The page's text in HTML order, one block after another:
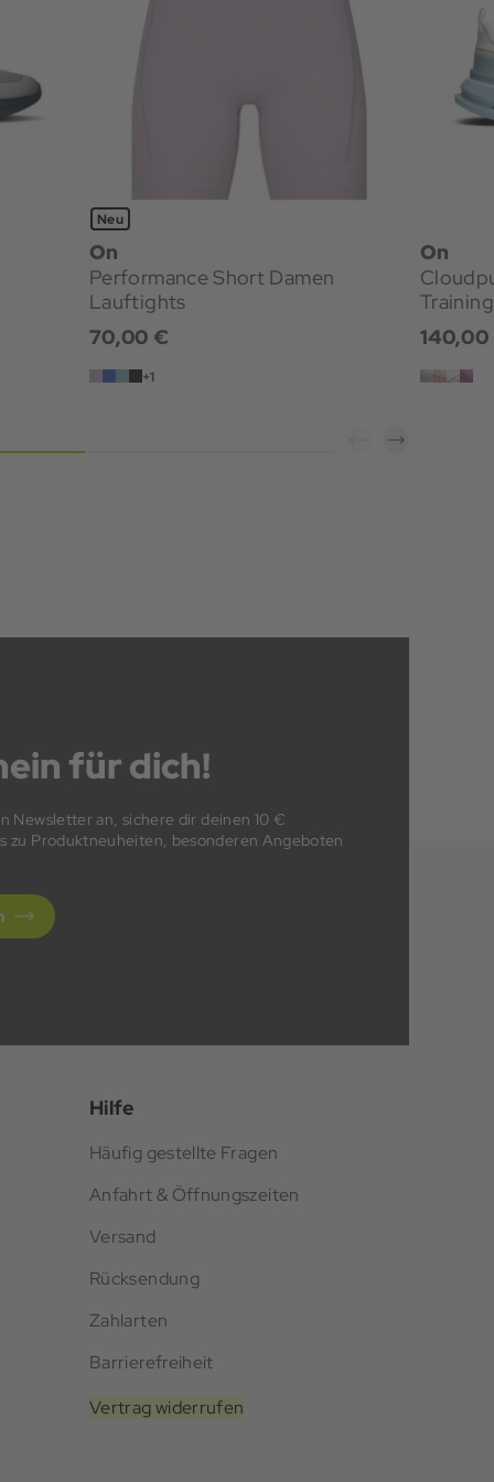
Neu
On
Performance Short Damen
Lauftights
70,00 €
+1
On
für dich!
Newsletter an, sichere dir deinen 10 €
zu Produktneuheiten, besonderen Angeboten
Hilfe
Häufig gestellte Fragen
Anfahrt & Öffnungszeiten
Versand
Rücksendung
Zahlarten
Barrierefreiheit
Vertrag widerrufen